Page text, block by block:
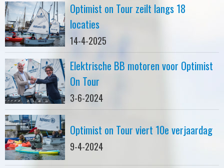
Optimist on Tour zeilt langs 18
locaties
14-4-2025
Elektrische BB motoren voor Optimist
On Tour
3-6-2024
Optimist on Tour viert 10e verjaardag
9-4-2024